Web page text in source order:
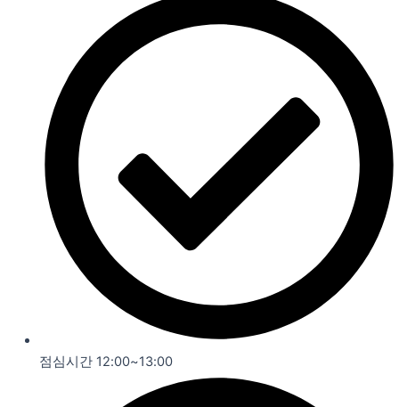
점심시간 12:00~13:00